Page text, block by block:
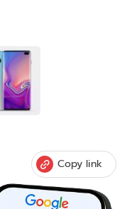
Copy link